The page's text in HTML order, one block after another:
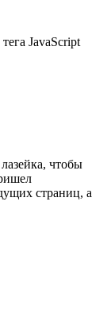
JavaScript
чтобы
страниц, а